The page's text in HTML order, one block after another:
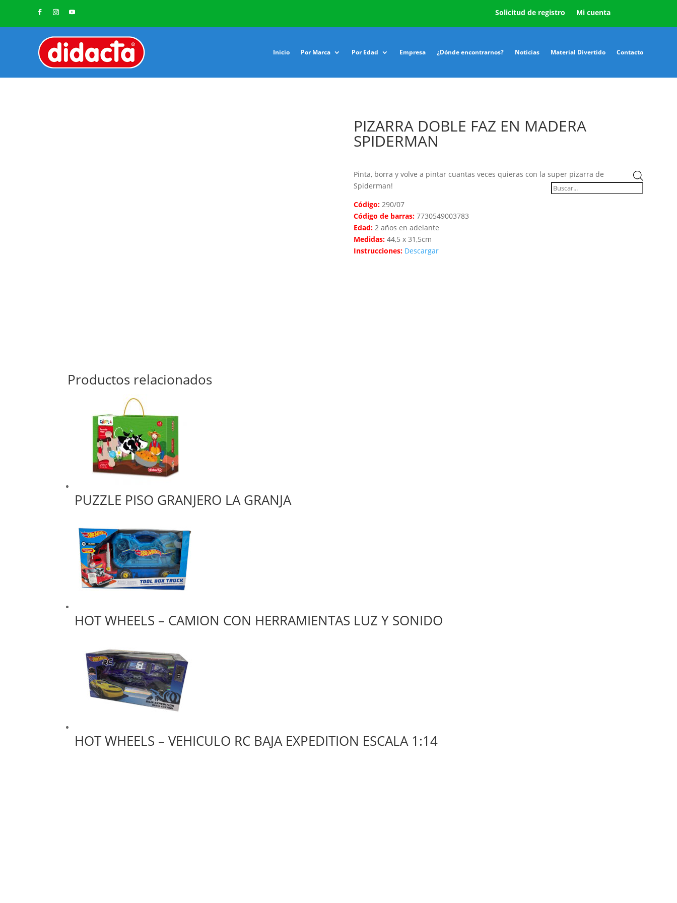
Solicitud de registro Mi cuenta
Inicio Por Marca Por Edad Empresa ¿Dónde encontrarnos? Noticias Material Divertido Contacto
de
PIZARRA DOBLE FAZ EN MADERA
SPIDERMAN
Pinta, borra y volve a pintar cuantas veces quieras con la super pizarra de
Spiderman!
Código:290/07
Código de barras:7730549003783
Edad: 2 años en adelante
Medidas: 44,5 x 31,5cm
Instrucciones: Descargar
Productos relacionados
PUZZLE PISO GRANJERO LA GRANJA
HOT WHEELS – CAMION CON HERRAMIENTAS LUZ Y SONIDO
HOT WHEELS – VEHICULO RC BAJA EXPEDITION ESCALA 1:14